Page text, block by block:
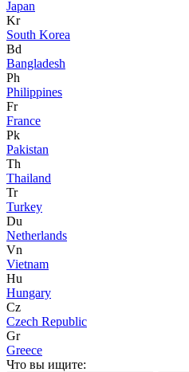
Japan
Kr
South Korea
Bd
Bangladesh
Ph
Philippines
Fr
France
Pk
Pakistan
Th
Thailand
Tr
Turkey
Du
Netherlands
Vn
Vietnam
Hu
Hungary
Cz
Czech Republic
Gr
Greece
Что вы ищите: